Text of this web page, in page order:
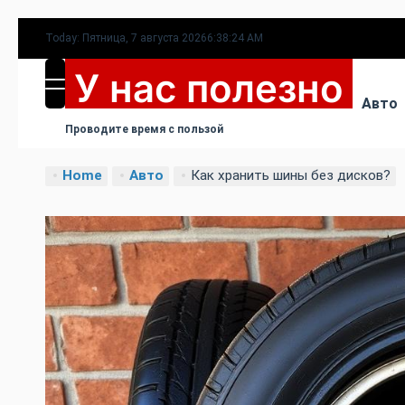
Skip
to
content
Today: Пятница, 7 августа 20266:38:25 AM
MENUУ нас полезно
Проводите время с пользой
Авто
Home Авто Как хранить шины без дисков?